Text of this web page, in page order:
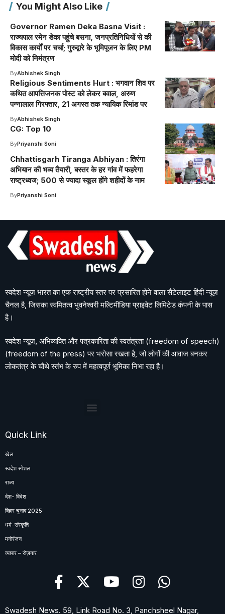
You Might Also Like
Governor Ramen Deka Basna Visit :
राज्यपाल रमेन डेका पहुंचे बसना, जनप्रतिनिधियों से की
विकास कार्यों पर चर्चा; गुरुद्वारे के भूमिपूजन के लिए PM
मोदी को निमंत्रण
ByAbhishek Singh
Religious Sentiments Hurt : भगवान शिव पर
कथित आपत्तिजनक पोस्ट को लेकर बवाल, अरुण
पन्नालाल गिरफ्तार, 21 अगस्त तक न्यायिक रिमांड पर
ByAbhishek Singh
CG: Top 10
ByPriyanshi Soni
Chhattisgarh Tiranga Abhiyan : तिरंगा
अभियान की भव्य तैयारी, बस्तर के हर गांव में फहरेगा
राष्ट्रध्वज; 500 से ज्यादा स्कूल होंगे शहीदों के नाम
ByPriyanshi Soni
स्वदेश न्यूज़ भारत का एक राष्ट्रीय स्तर पर प्रसारित होने वाला सैटेलाइट हिंदी न्यूज़
चैनल है, जिसका स्वमितत्व भुवनेश्वरी मल्टिमीडिया प्राइवेट लिमिटेड कंपनी के पास
है।
स्वदेश न्यूज़, अभिव्यक्ति और पत्रकारिता की स्वतंत्रता (freedom of speech)
(freedom of the press) पर भरोसा रखता है, जो लोगों की आवाज बनकर
लोकतंत्र के चौथे स्तंभ के रुप में महत्वपूर्ण भूमिका निभा रहा है।
Quick Link
खेल
स्वदेश स्पेशल
राज्य
देश- विदेश
बिहार चुनाव 2025
धर्म-संस्कृति
मनोरंजन
व्यापार – रोज़गार
Swadesh News. 59, Link Road No. 3, Panchsheel Nagar,